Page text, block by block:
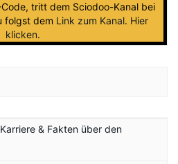
tritt dem Sciodoo-Kanal bei
folgst dem Link zum Kanal. Hier
klicken.
& Fakten über den